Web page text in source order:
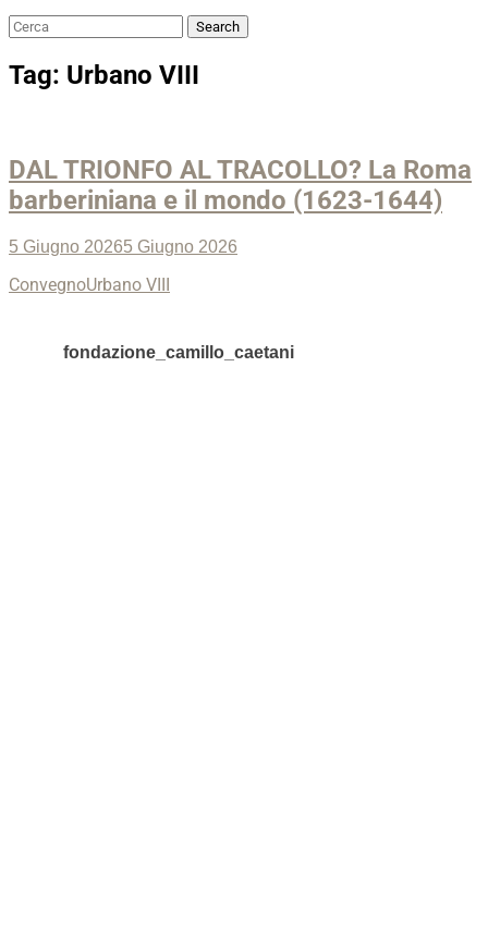
Search
Search
Tag: Urbano VIII
DAL TRIONFO AL TRACOLLO? La Roma
barberiniana e il mondo (1623-1644)
Posted
5 Giugno 20265 Giugno 2026
Categories
ConvegnoTags
Urbano VIII
fondazione_camillo_caetani